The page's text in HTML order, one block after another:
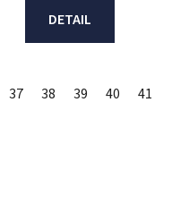
DETAIL
37 38 39 40 41